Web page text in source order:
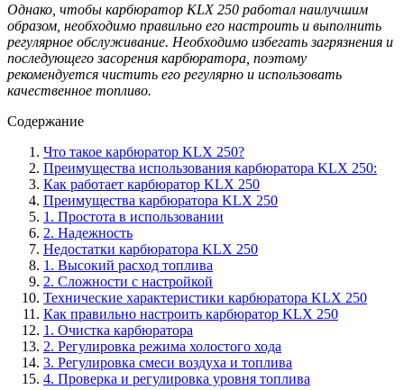
Однако, чтобы карбюратор KLX 250 работал наилучшим
образом, необходимо правильно его настроить и выполнить
регулярное обслуживание. Необходимо избегать загрязнения и
последующего засорения карбюратора, поэтому
рекомендуется чистить его регулярно и использовать
качественное топливо.
Содержание
Что такое карбюратор KLX 250?
Преимущества использования карбюратора KLX 250:
Как работает карбюратор KLX 250
Преимущества карбюратора KLX 250
1. Простота в использовании
2. Надежность
Недостатки карбюратора KLX 250
1. Высокий расход топлива
2. Сложности с настройкой
Технические характеристики карбюратора KLX 250
Как правильно настроить карбюратор KLX 250
1. Очистка карбюратора
2. Регулировка режима холостого хода
3. Регулировка смеси воздуха и топлива
4. Проверка и регулировка уровня топлива